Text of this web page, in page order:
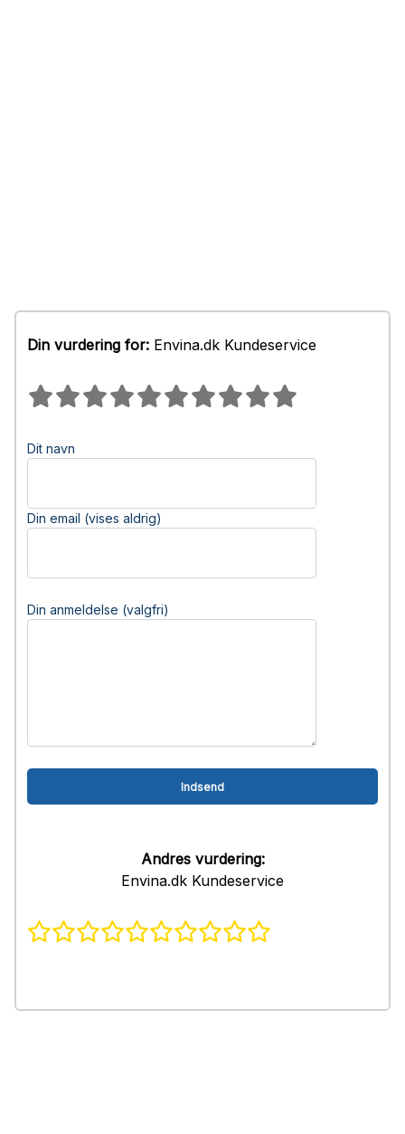
Din vurdering for: Envina.dk Kundeservice
Dit navn
Din email (vises aldrig)
Din anmeldelse (valgfri)
Andres vurdering:
Envina.dk Kundeservice